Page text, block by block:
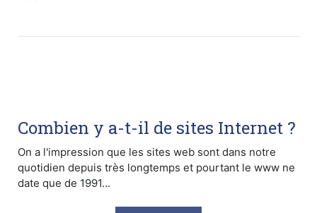
Combien y a-t-il de sites Internet ?
On a l'impression que les sites web sont dans notre
quotidien depuis très longtemps et pourtant le www ne
date que de 1991...